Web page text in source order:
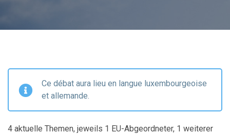
Ce débat aura lieu en langue luxembourgeoise
et allemande.
4 aktuelle Themen, jeweils 1 EU-Abgeordneter, 1 weiterer